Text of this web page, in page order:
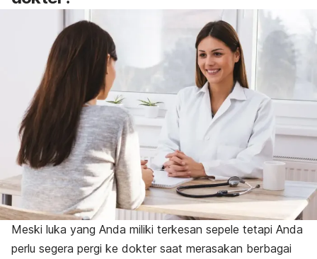
Meski luka yang Anda miliki terkesan sepele tetapi Anda
perlu segera pergi ke dokter saat merasakan berbagai